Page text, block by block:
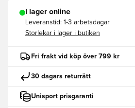
I lager online
Leveranstid: 1-3 arbetsdagar
Storlekar i lager i butiken
Fri frakt vid köp över 799 kr
30 dagars returrätt
Unisport prisgaranti